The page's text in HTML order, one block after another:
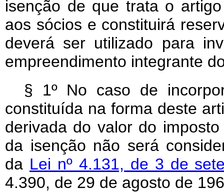
isenção de que trata o
aos sócios e constituirá
deverá ser utilizado para
empreendimento integrante
§ 1º No caso de
constituída na forma deste
derivada do valor do
da isenção não será
da Lei nº 4.131, de 3 de
4.390, de 29 de agosto de